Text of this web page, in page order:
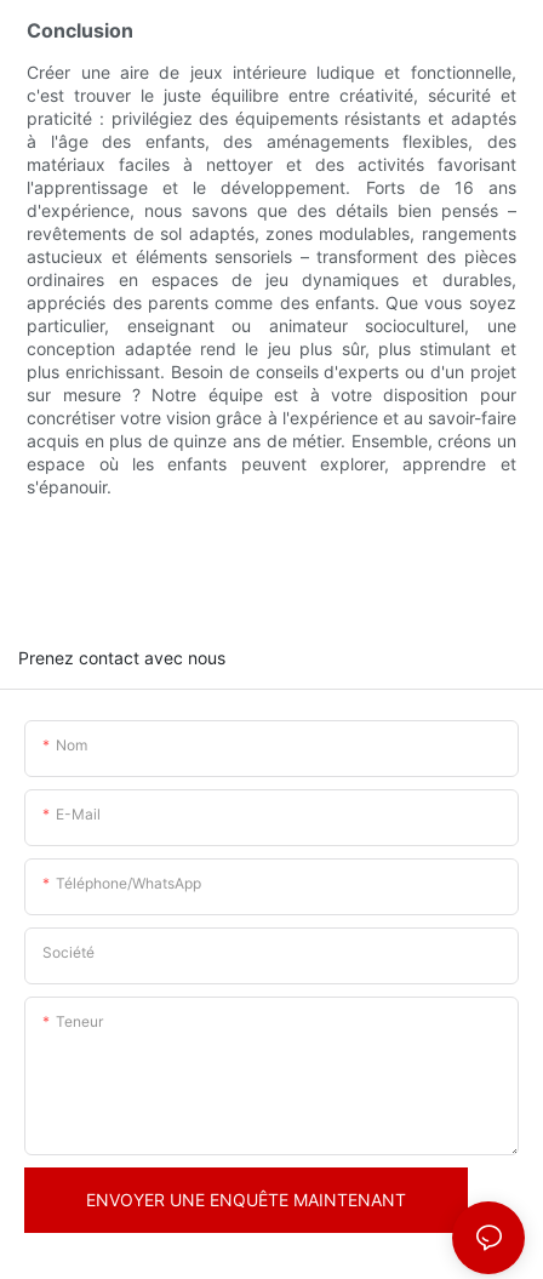
Conclusion
Créer une aire de jeux intérieure ludique et fonctionnelle,
c'est trouver le juste équilibre entre créativité, sécurité et
praticité : privilégiez des équipements résistants et adaptés
à l'âge des enfants, des aménagements flexibles, des
matériaux faciles à nettoyer et des activités favorisant
l'apprentissage et le développement. Forts de 16 ans
d'expérience, nous savons que des détails bien pensés –
revêtements de sol adaptés, zones modulables, rangements
astucieux et éléments sensoriels – transforment des pièces
ordinaires en espaces de jeu dynamiques et durables,
appréciés des parents comme des enfants. Que vous soyez
particulier, enseignant ou animateur socioculturel, une
conception adaptée rend le jeu plus sûr, plus stimulant et
plus enrichissant. Besoin de conseils d'experts ou d'un projet
sur mesure ? Notre équipe est à votre disposition pour
concrétiser votre vision grâce à l'expérience et au savoir-faire
acquis en plus de quinze ans de métier. Ensemble, créons un
espace où les enfants peuvent explorer, apprendre et
s'épanouir.
Prenez contact avec nous
Nom
E-Mail
Téléphone/WhatsApp
Société
Teneur
ENVOYER UNE ENQUÊTE MAINTENANT